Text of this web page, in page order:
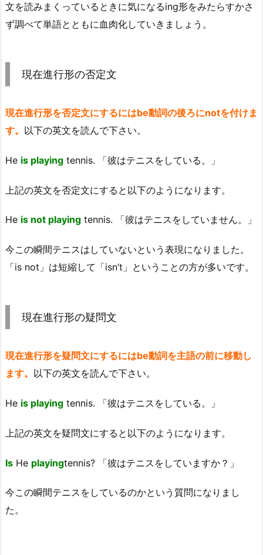
文を読みまくっているときに気になるing形をみたらすかさ
ず調べて単語とともに血肉化していきましょう。
現在進行形の否定文
現在進行形を否定文にするにはbe動詞の後ろにnotを付けま
す。 以下の英文を読んで下さい。
He is playing tennis. 「彼はテニスをしている。」
上記の英文を否定文にすると以下のようになります。
He is not playing tennis. 「彼はテニスをしていません。」
今この瞬間テニスはしていないという表現になりました。
「is not」は短縮して「isn’t」ということの方が多いです。
現在進行形の疑問文
現在進行形を疑問文にするにはbe動詞を主語の前に移動し
ます。 以下の英文を読んで下さい。
He is playing tennis. 「彼はテニスをしている。」
上記の英文を疑問文にすると以下のようになります。
Is He playingtennis? 「彼はテニスをしていますか？」
今この瞬間テニスをしているのかという質問になりまし
た。